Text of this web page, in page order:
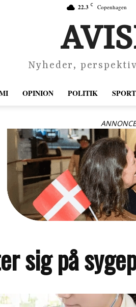
22.3 C Copenhagen
Nyheder,
OPINION POLITIK SPORT
ANNONCE
sig på